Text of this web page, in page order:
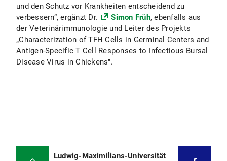
und den Schutz vor Krankheiten entscheidend zu
verbessern“, ergänzt Dr.
Simon Früh, ebenfalls aus
der Veterinärimmunologie und Leiter des Projekts
„Characterization of TFH Cells in Germinal Centers and
Antigen-Specific T Cell Responses to Infectious Bursal
Disease Virus in Chickens".
Ludwig-Maximilians-Universität